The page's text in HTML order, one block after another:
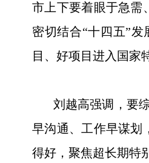
市上下要着眼于急需
密切结合“十四五”
目、好项目进入国家
刘越高强调，要综
早沟通、工作早谋划
得好，聚焦超长期特